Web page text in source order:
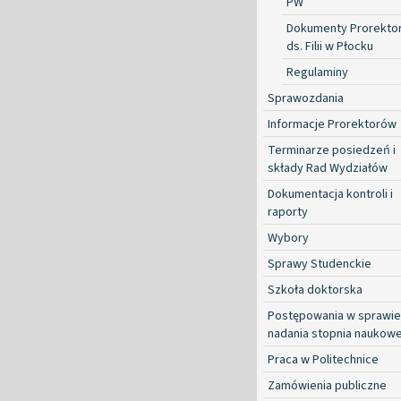
Dokumenty
ds. Filii w Płocku
Regulaminy
Sprawozdania
Informacje Prorektorów
Terminarze posiedzeń i
składy Rad Wydziałów
Dokumentacja kontroli i
raporty
Wybory
Sprawy Studenckie
Szkoła doktorska
Postępowania w sprawie
nadania stopnia
Praca w Politechnice
Zamówienia publiczne